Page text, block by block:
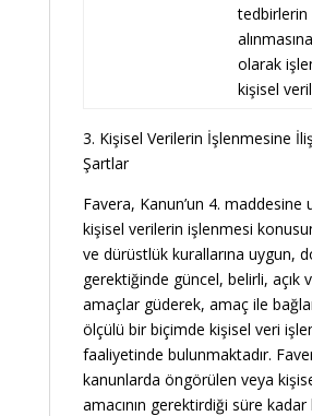
tedbirlerin
olarak
kişisel
3. Kişisel Verilerin İşlenmesine
Şartlar
Favera, Kanun’un 4. maddesine
kişisel verilerin işlenmesi
ve dürüstlük kurallarına uygun,
gerektiğinde güncel, belirli, açık
amaçlar güderek, amaç ile
ölçülü bir biçimde kişisel veri
faaliyetinde bulunmaktadır.
kanunlarda öngörülen veya
amacının gerektirdiği süre